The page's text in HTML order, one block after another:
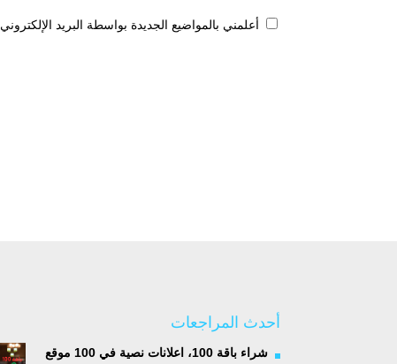
أعلمني بالمواضيع الجديدة بواسطة البريد الإلكتروني.
أحدث المراجعات
شراء باقة 100، اعلانات نصية في 100 موقع